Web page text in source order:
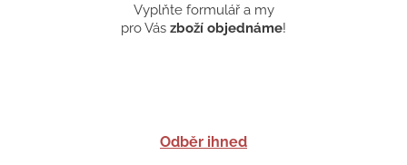
Vyplňte formulář a my
pro Vás zboží objednáme!
Odběr ihned